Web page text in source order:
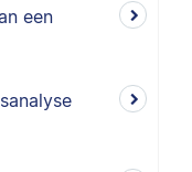
een